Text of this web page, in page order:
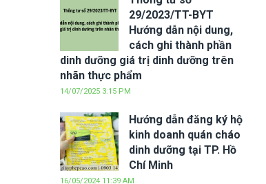
29/2023/TT-BYT
Hướng dẫn nội dung,
cách ghi thành phần
dinh dưỡng giá trị dinh dưỡng trên
nhãn thực phẩm
14/07/2025 3:15 PM
Hướng dẫn đăng ký hộ
kinh doanh quán cháo
dinh dưỡng tại TP. Hồ
Chí Minh
16/05/2024 11:39 AM